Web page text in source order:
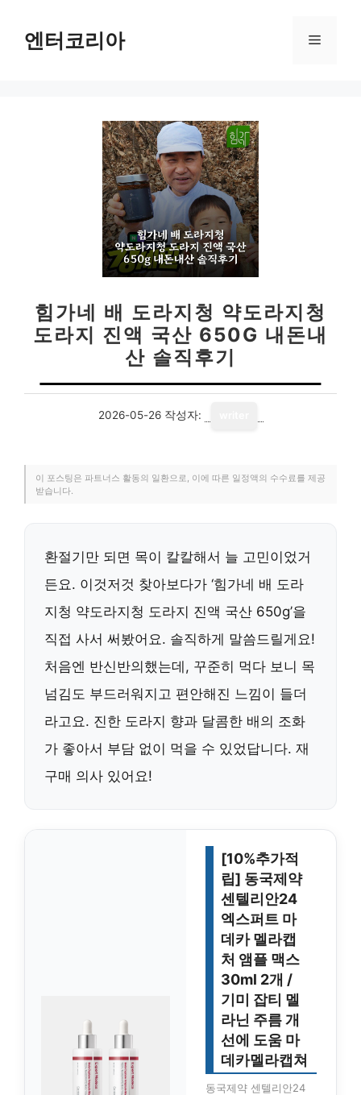
엔터코리아 메
힘가네 배 도라지청 약도라지청
도라지 진액 국산 650G 내돈내
산 솔직후기
2026-05-26 작성자:
이 포스팅은 파트너스 활동의 일환으로, 이에 따른 일정액의 수수료를 제공
받습니다.
환절기만 되면 목이 칼칼해서 늘 고민이었거
든요. 이것저것 찾아보다가 ‘힘가네 배 도라
지청 약도라지청 도라지 진액 국산 650g’을
직접 사서 써봤어요. 솔직하게 말씀드릴게요!
처음엔 반신반의했는데, 꾸준히 먹다 보니 목
넘김도 부드러워지고 편안해진 느낌이 들더
라고요. 진한 도라지 향과 달콤한 배의 조화
가 좋아서 부담 없이 먹을 수 있었답니다. 재
구매 의사 있어요!
[10%추가적
립] 동국제약
센텔리안24
엑스퍼트 마
데카 멜라캡
처 앰플 맥스
30ml 2개 /
기미 잡티 멜
라닌 주름 개
선에 도움 마
데카멜라캡쳐
동국제약 센텔리안24